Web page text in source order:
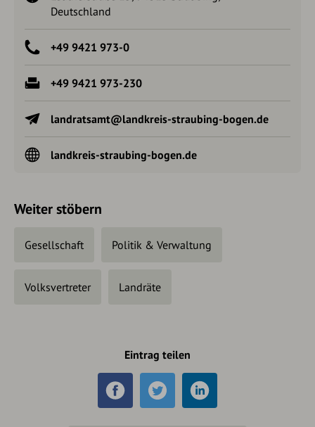
Deutschland
+49 9421 973-0
+49 9421 973-230
landratsamt@landkreis-straubing-bogen.de
landkreis-straubing-bogen.de
Weiter stöbern
Gesellschaft Politik & Verwaltung
Volksvertreter Landräte
Eintrag teilen